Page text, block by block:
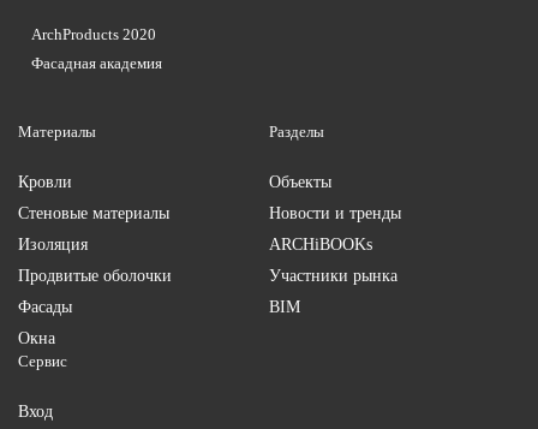
Материалы
Кровли
Стеновые материалы
Изоляция
Продвитые оболочки
Фасады
Окна
Разделы
Объекты
Новости и тренды
ARCHiBOOKs
Участники рынка
BIM
Сервис
Вход
ArchProducts 2020
Фасадная академия